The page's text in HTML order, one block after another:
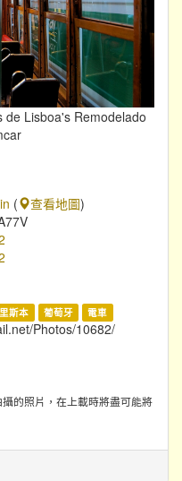
Lisboa's Remodelado
( 查看地圖)
里斯本 葡萄牙 電車
Photos/10682/
的照片，在上載時將盡可能將